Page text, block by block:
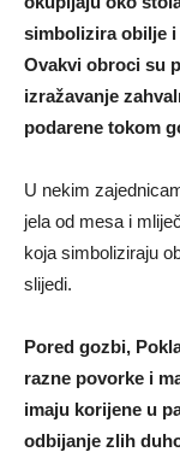
simbolizira obilje
Ovakvi obroci su
izražavanje
podarene tokom
U nekim
jela od mesa i
koja simboliziraju
slijedi.
Pored gozbi,
razne povorke i
imaju korijene u
odbijanje zlih